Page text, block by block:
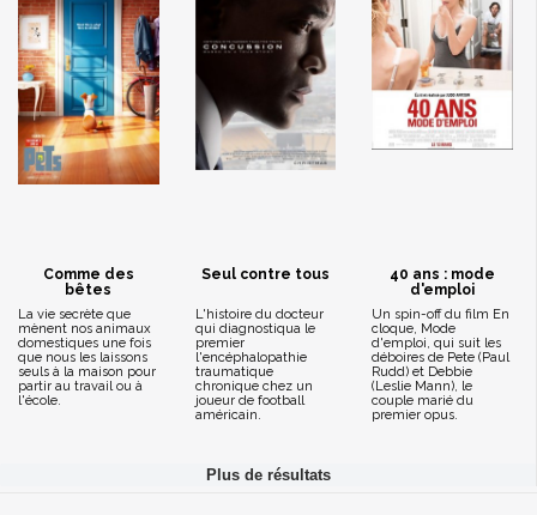
Comme des
bêtes
La vie secrète que
mènent nos animaux
domestiques une fois
que nous les laissons
seuls à la maison pour
partir au travail ou à
l'école.
Seul contre tous
L'histoire du docteur
qui diagnostiqua le
premier
l'encéphalopathie
traumatique
chronique chez un
joueur de football
américain.
40 ans : mode
d'emploi
Un spin-off du film En
cloque, Mode
d'emploi, qui suit les
déboires de Pete (Paul
Rudd) et Debbie
(Leslie Mann), le
couple marié du
premier opus.